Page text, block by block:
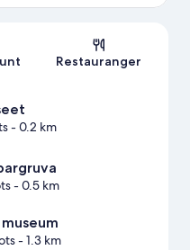
Restauranger
- 0.2 km
- 0.5 km
- 1.3 km